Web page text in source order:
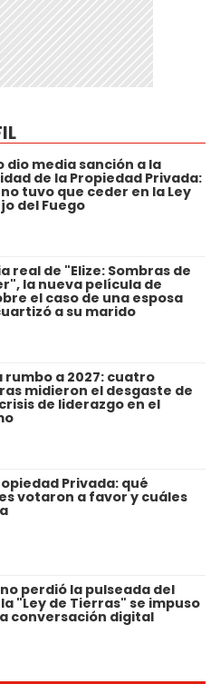
dio media sanción a la
de la Propiedad Privada:
tuvo que ceder en la Ley
del Fuego
real de "Elize: Sombras de
la nueva película de
el caso de una esposa
a su marido
rumbo a 2027: cuatro
midieron el desgaste de
de liderazgo en el
Privada: qué
votaron a favor y cuáles
perdió la pulseada del
"Ley de Tierras" se impuso
conversación digital